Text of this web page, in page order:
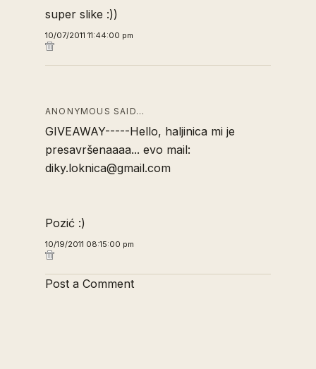
super slike :))
10/07/2011 11:44:00 pm
ANONYMOUS SAID…
GIVEAWAY-----Hello, haljinica mi je
presavršenaaaa... evo mail:
diky.loknica@gmail.com
Pozić :)
10/19/2011 08:15:00 pm
Post a Comment